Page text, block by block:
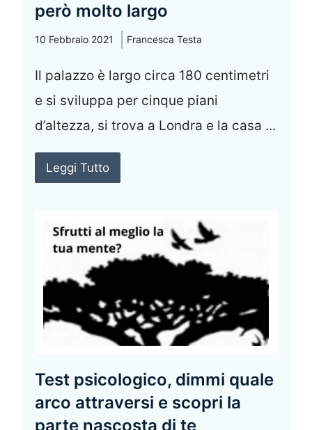
però molto largo
10 Febbraio 2021 Francesca Testa
Il palazzo è largo circa 180 centimetri
e si sviluppa per cinque piani
d’altezza, si trova a Londra e la casa ...
Leggi Tutto
Test psicologico, dimmi quale
arco attraversi e scopri la
parte nascosta di te